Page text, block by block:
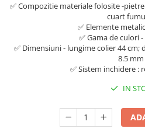
✅ Compozitie materiale folosite -
cuart
✅ Elemente
✅ Gama de culori
✅ Dimensiuni - lungime colier 44
8.5 mm
✅ Sistem inchidere :
IN